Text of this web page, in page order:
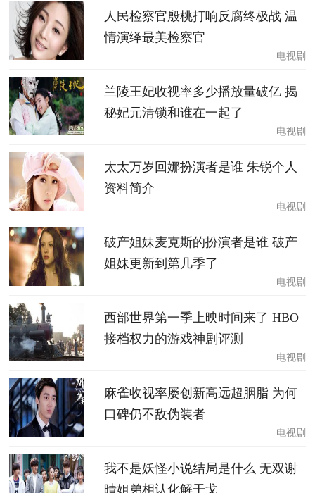
人民检察官殷桃打响反腐终极战 温
情演绎最美检察官
电视剧
兰陵王妃收视率多少播放量破亿 揭
秘妃元清锁和谁在一起了
电视剧
太太万岁回娜扮演者是谁 朱锐个人
资料简介
电视剧
破产姐妹麦克斯的扮演者是谁 破产
姐妹更新到第几季了
电视剧
西部世界第一季上映时间来了 HBO
接档权力的游戏神剧评测
电视剧
麻雀收视率屡创新高远超胭脂 为何
口碑仍不敌伪装者
电视剧
我不是妖怪小说结局是什么 无双谢
晴姐弟相认化解干戈